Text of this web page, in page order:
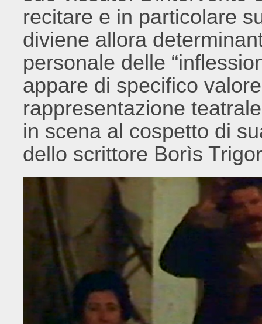
recitare e in particolare
diviene allora
personale delle
appare di specifico
rappresentazione
in scena al cospetto di
dello scrittore Borìs